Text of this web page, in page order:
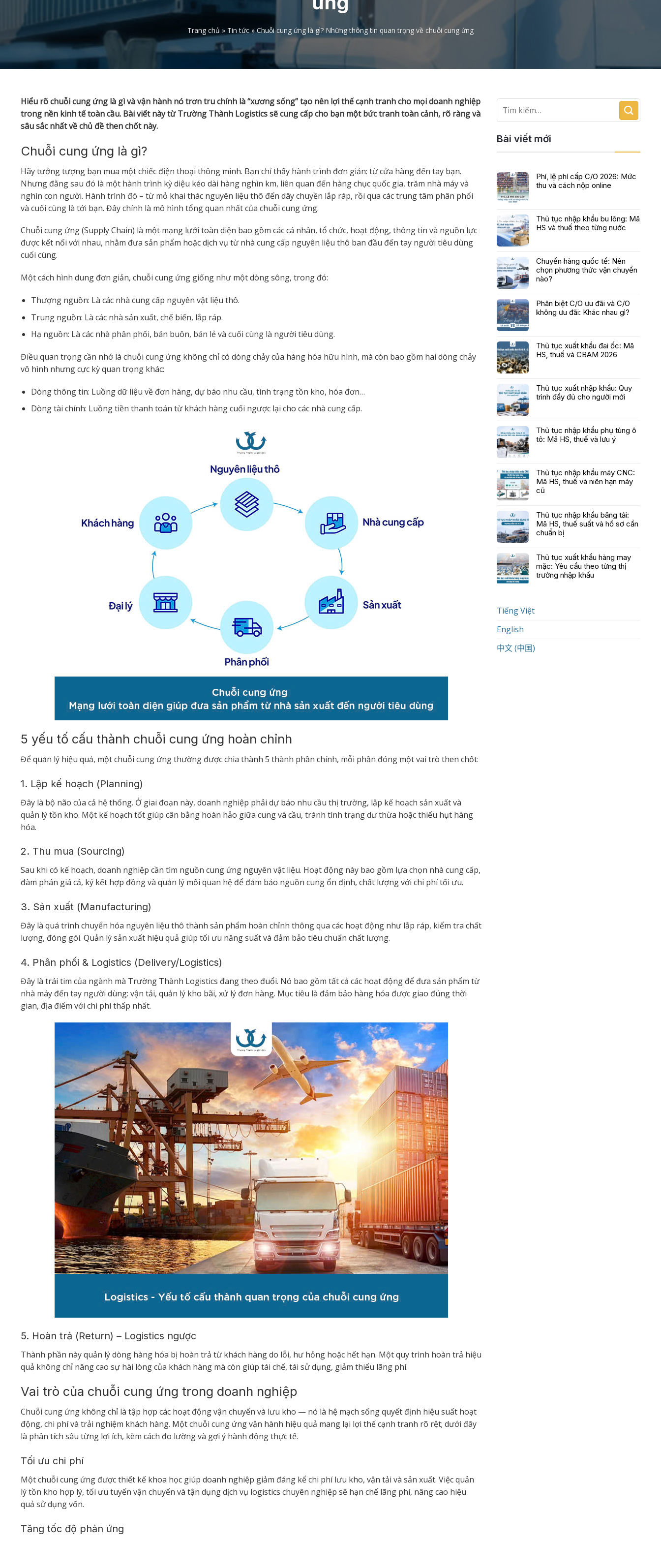
Trang chủ » Tin tức»Chuỗi cung ứng là gì? Những thông tin quan trọng về chuỗi cung ứng
Hiểu rõ chuỗi cung ứng là gì và vận hành nó trơn tru chính là “xương sống” tạo nên lợi thế cạnh tranh cho mọi doanh nghiệp
trong nền kinh tế toàn cầu. Bài viết này từ Trường Thành Logistics sẽ cung cấp cho bạn một bức tranh toàn cảnh, rõ ràng và
sâu sắc nhất về chủ đề then chốt này.
Chuỗi cung ứng là gì?
Hãy tưởng tượng bạn mua một chiếc điện thoại thông minh. Bạn chỉ thấy hành trình đơn giản: từ cửa hàng đến tay bạn.
Nhưng đằng sau đó là một hành trình kỳ diệu kéo dài hàng nghìn km, liên quan đến hàng chục quốc gia, trăm nhà máy và
nghìn con người. Hành trình đó – từ mỏ khai thác nguyên liệu thô đến dây chuyền lắp ráp, rồi qua các trung tâm phân phối
và cuối cùng là tới bạn. Đây chính là mô hình tổng quan nhất của chuỗi cung ứng.
Chuỗi cung ứng (Supply Chain) là một mạng lưới toàn diện bao gồm các cá nhân, tổ chức, hoạt động, thông tin và nguồn lực
được kết nối với nhau, nhằm đưa sản phẩm hoặc dịch vụ từ nhà cung cấp nguyên liệu thô ban đầu đến tay người tiêu dùng
cuối cùng.
Một cách hình dung đơn giản, chuỗi cung ứng giống như một dòng sông, trong đó:
Thượng nguồn: Là các nhà cung cấp nguyên vật liệu thô.
Trung nguồn: Là các nhà sản xuất, chế biến, lắp ráp.
Hạ nguồn: Là các nhà phân phối, bán buôn, bán lẻ và cuối cùng là người tiêu dùng.
Điều quan trọng cần nhớ là chuỗi cung ứng không chỉ có dòng chảy của hàng hóa hữu hình, mà còn bao gồm hai dòng chảy
vô hình nhưng cực kỳ quan trọng khác:
Dòng thông tin: Luồng dữ liệu về đơn hàng, dự báo nhu cầu, tình trạng tồn kho, hóa đơn…
Dòng tài chính: Luồng tiền thanh toán từ khách hàng cuối ngược lại cho các nhà cung cấp.
5 yếu tố cấu thành chuỗi cung ứng hoàn chỉnh
Để quản lý hiệu quả, một chuỗi cung ứng thường được chia thành 5 thành phần chính, mỗi phần đóng một vai trò then chốt:
1. Lập kế hoạch (Planning)
Đây là bộ não của cả hệ thống. Ở giai đoạn này, doanh nghiệp phải dự báo nhu cầu thị trường, lập kế hoạch sản xuất và
quản lý tồn kho. Một kế hoạch tốt giúp cân bằng hoàn hảo giữa cung và cầu, tránh tình trạng dư thừa hoặc thiếu hụt hàng
hóa.
2. Thu mua (Sourcing)
Sau khi có kế hoạch, doanh nghiệp cần tìm nguồn cung ứng nguyên vật liệu. Hoạt động này bao gồm lựa chọn nhà cung cấp,
đàm phán giá cả, ký kết hợp đồng và quản lý mối quan hệ để đảm bảo nguồn cung ổn định, chất lượng với chi phí tối ưu.
3. Sản xuất (Manufacturing)
Đây là quá trình chuyển hóa nguyên liệu thô thành sản phẩm hoàn chỉnh thông qua các hoạt động như lắp ráp, kiểm tra chất
lượng, đóng gói. Quản lý sản xuất hiệu quả giúp tối ưu năng suất và đảm bảo tiêu chuẩn chất lượng.
4. Phân phối & Logistics (Delivery/Logistics)
Đây là trái tim của ngành mà Trường Thành Logistics đang theo đuổi. Nó bao gồm tất cả các hoạt động để đưa sản phẩm từ
nhà máy đến tay người dùng: vận tải, quản lý kho bãi, xử lý đơn hàng. Mục tiêu là đảm bảo hàng hóa được giao đúng thời
gian, địa điểm với chi phí thấp nhất.
5. Hoàn trả (Return) – Logistics ngược
Thành phần này quản lý dòng hàng hóa bị hoàn trả từ khách hàng do lỗi, hư hỏng hoặc hết hạn. Một quy trình hoàn trả hiệu
quả không chỉ nâng cao sự hài lòng của khách hàng mà còn giúp tái chế, tái sử dụng, giảm thiểu lãng phí.
Vai trò của chuỗi cung ứng trong doanh nghiệp
Chuỗi cung ứng không chỉ là tập hợp các hoạt động vận chuyển và lưu kho — nó là hệ mạch sống quyết định hiệu suất hoạt
động, chi phí và trải nghiệm khách hàng. Một chuỗi cung ứng vận hành hiệu quả mang lại lợi thế cạnh tranh rõ rệt; dưới đây
là phân tích sâu từng lợi ích, kèm cách đo lường và gợi ý hành động thực tế.
Tối ưu chi phí
Một chuỗi cung ứng được thiết kế khoa học giúp doanh nghiệp giảm đáng kể chi phí lưu kho, vận tải và sản xuất. Việc quản
lý tồn kho hợp lý, tối ưu tuyến vận chuyển và tận dụng dịch vụ logistics chuyên nghiệp sẽ hạn chế lãng phí, nâng cao hiệu
quả sử dụng vốn.
Tăng tốc độ phản ứng
Bài viết mới
Phí, lệ phí cấp C/O 2026: Mức
thu và cách nộp online
Thủ tục nhập khẩu bu lông: Mã
HS và thuế theo từng nước
Chuyển hàng quốc tế: Nên
chọn phương thức vận chuyển
nào?
Phân biệt C/O ưu đãi và C/O
không ưu đãi: Khác nhau gì?
Thủ tục xuất khẩu đai ốc: Mã
HS, thuế và CBAM 2026
Thủ tục xuất nhập khẩu: Quy
trình đầy đủ cho người mới
Thủ tục nhập khẩu phụ tùng ô
tô: Mã HS, thuế và lưu ý
Thủ tục nhập khẩu máy CNC:
Mã HS, thuế và niên hạn máy
cũ
Thủ tục nhập khẩu băng tải:
Mã HS, thuế suất và hồ sơ cần
chuẩn bị
Thủ tục xuất khẩu hàng may
mặc: Yêu cầu theo từng thị
trường nhập khẩu
Tiếng Việt
English
中文 (中国)